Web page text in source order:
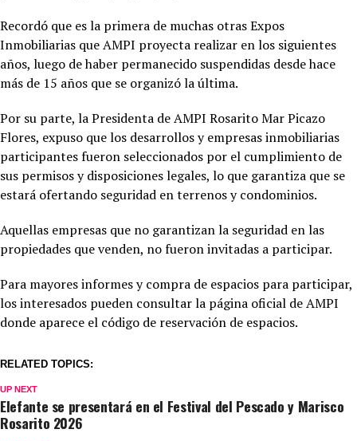
Recordó que es la primera de muchas otras Expos
Inmobiliarias que AMPI proyecta realizar en los siguientes
años, luego de haber permanecido suspendidas desde hace
más de 15 años que se organizó la última.
Por su parte, la Presidenta de AMPI Rosarito Mar Picazo
Flores, expuso que los desarrollos y empresas inmobiliarias
participantes fueron seleccionados por el cumplimiento de
sus permisos y disposiciones legales, lo que garantiza que se
estará ofertando seguridad en terrenos y condominios.
Aquellas empresas que no garantizan la seguridad en las
propiedades que venden, no fueron invitadas a participar.
Para mayores informes y compra de espacios para participar,
los interesados pueden consultar la página oficial de AMPI
donde aparece el código de reservación de espacios.
RELATED TOPICS:
UP NEXT
Elefante se presentará en el Festival del Pescado y Marisco
Rosarito 2026